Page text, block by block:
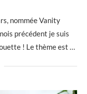
nommée Vanity
précédent je suis
! Le thème est …